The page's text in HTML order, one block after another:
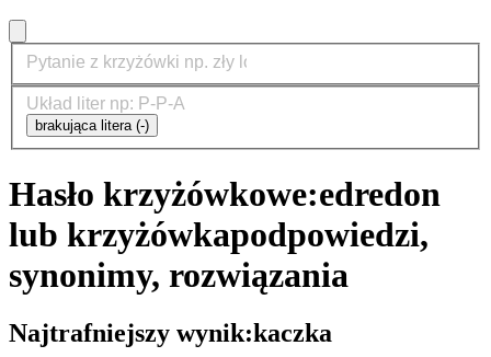
brakująca litera (-)
Hasło krzyżówkowe:edredon
lub krzyżówkapodpowiedzi,
synonimy, rozwiązania
Najtrafniejszy wynik:kaczka